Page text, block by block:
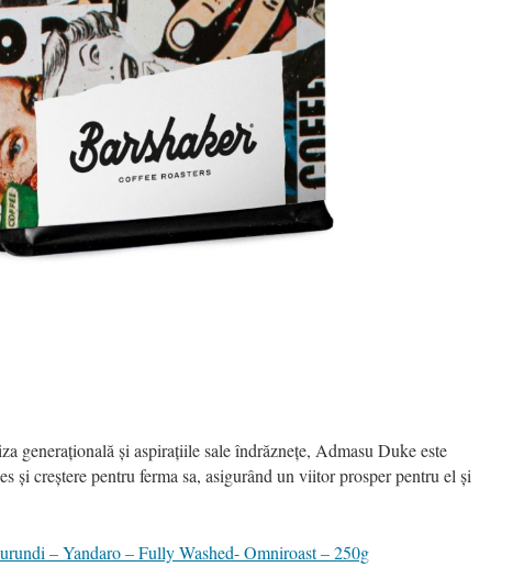
generațională și aspirațiile sale îndrăznețe, Admasu Duke este
și creștere pentru ferma sa, asigurând un viitor prosper pentru el și
– Yandaro – Fully Washed- Omniroast – 250g